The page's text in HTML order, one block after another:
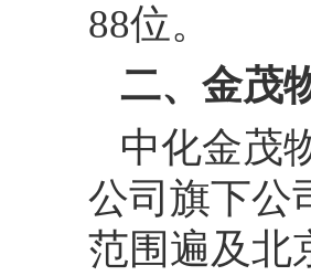
88位。
二、金茂
中化金茂
公司旗下公
范围遍及北